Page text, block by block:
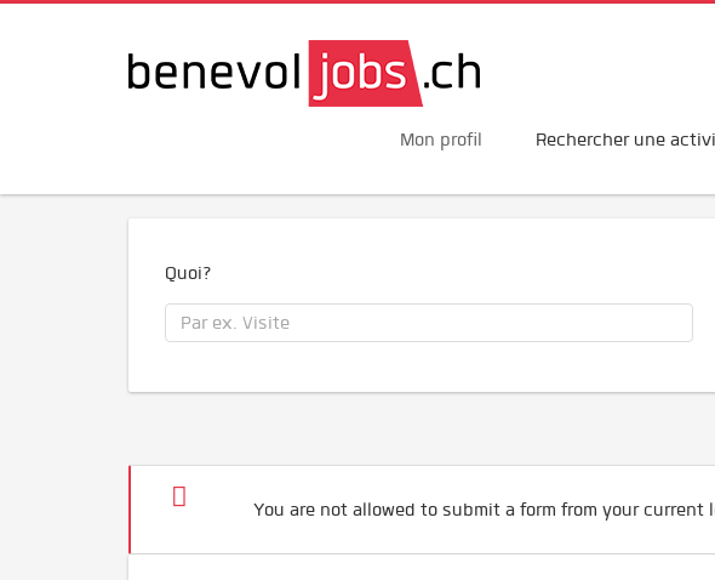
Mon profil Rechercher une
Quoi?
You are not allowed to submit a form from your current